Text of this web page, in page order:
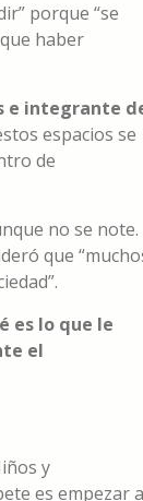
porque “se
haber
e integrante
espacios se
de
no se note.
que
es lo que le
el
y
es empezar a